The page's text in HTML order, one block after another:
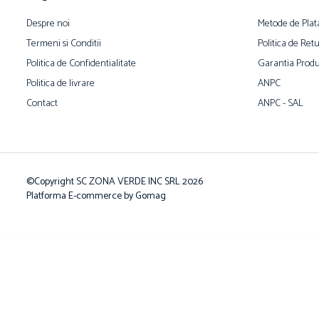
Despre noi
Termeni si Conditii
Politica de Confidentialitate
Politica de livrare
Contact
Metode de
Politica de
Garantia
ANPC
ANPC - SAL
©Copyright SC ZONA VERDE INC SRL 2026
Platforma E-commerce by Gomag